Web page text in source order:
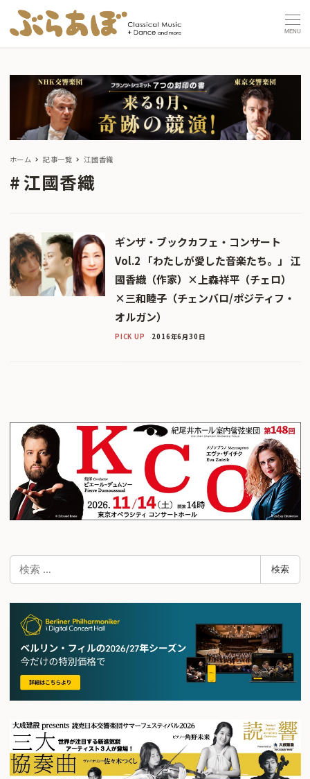
MENU
ホーム 記事一覧 江國香織
江國香織
ギンザ・ブックカフェ・コンサート
Vol.2 「わたしが愛した音楽たち。」 江
國香織（作家）×上森祥平（チェロ）
×三和睦子（チェンバロ/ポジティフ・
オルガン）
PICK UP 2016年6月30日
検
検索